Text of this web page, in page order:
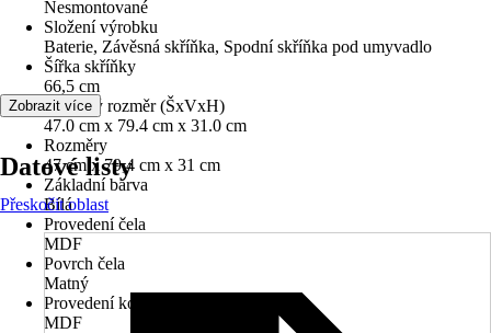
Nesmontované
Složení výrobku
Baterie, Závěsná skříňka, Spodní skříňka pod umyvadlo
Šířka skříňky
66,5 cm
Celkový rozměr (ŠxVxH)
47.0 cm x 79.4 cm x 31.0 cm
Rozměry
47 cm x 79,4 cm x 31 cm
Základní barva
Bílá
Provedení čela
MDF
Povrch čela
Matný
Provedení korpusu
MDF
Zobrazit více
Datové listy
Přeskočit oblast